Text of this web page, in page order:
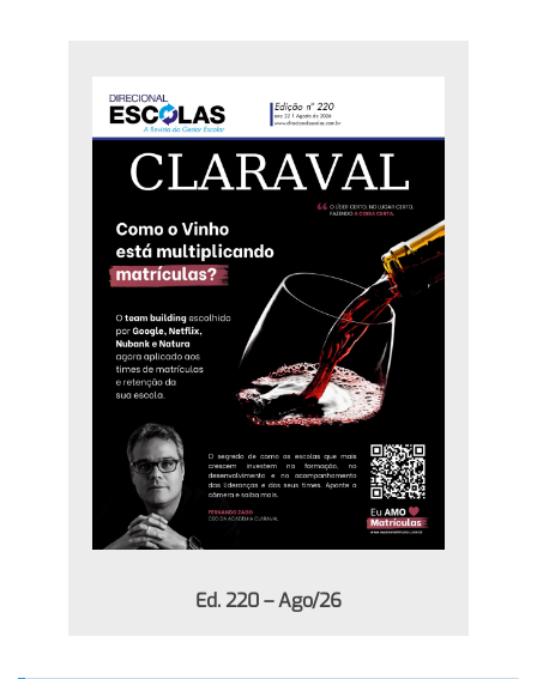
Ed. 220 – Ago/26